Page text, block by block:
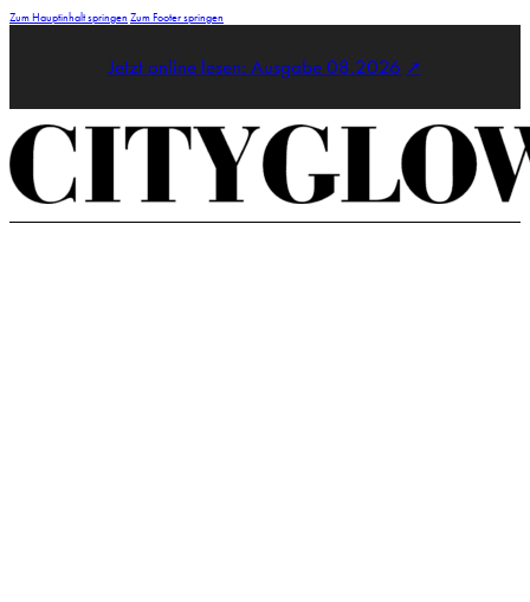
Zum Hauptinhalt springen Zum Footer springen
Jetzt online lesen: Ausgabe 08.2026